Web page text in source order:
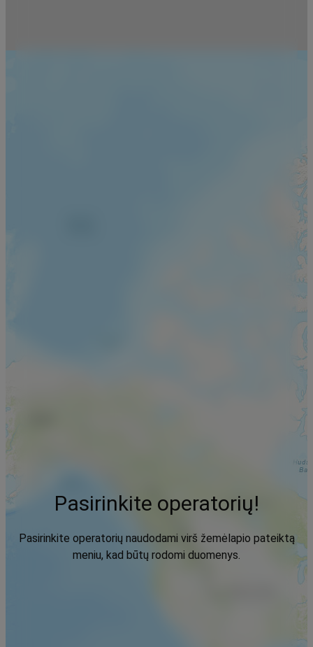
Pasirinkite operatorių!
Pasirinkite operatorių naudodami virš žemėlapio pateiktą
meniu, kad būtų rodomi duomenys.